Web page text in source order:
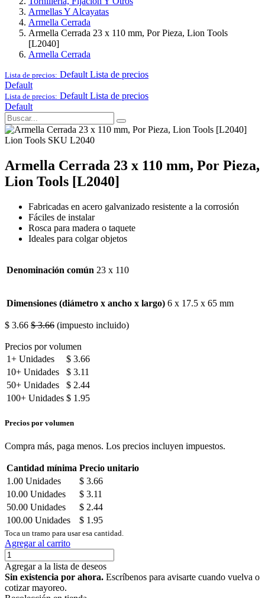
Armellas Y Alcayatas
Armella Cerrada
Armella Cerrada 23 x 110 mm, Por Pieza, Lion Tools
[L2040]
Armella Cerrada
Lista de precios: Default Lista de precios
Default
Lista de precios: Default Lista de precios
Default
Lion Tools SKU L2040
Armella Cerrada 23 x 110 mm, Por Pieza,
Lion Tools [L2040]
Fabricadas en acero galvanizado resistente a la corrosión
Fáciles de instalar
Rosca para madera o taquete
Ideales para colgar objetos
Denominación común 23 x 110
Dimensiones (diámetro x ancho x largo) 6 x 17.5 x 65 mm
$ 3.66 $3.66 (impuesto incluido)
Precios por volumen
1+ Unidades $ 3.66
10+ Unidades $ 3.11
50+ Unidades $ 2.44
100+ Unidades $ 1.95
Precios por volumen
Compra más, paga menos. Los precios incluyen impuestos.
Cantidad mínima Precio unitario
1.00 Unidades $ 3.66
10.00 Unidades $ 3.11
50.00 Unidades $ 2.44
100.00 Unidades $ 1.95
Toca un tramo para usar esa cantidad.
Agregar al carrito
Agregar a la lista de deseos
Sin existencia por ahora. Escríbenos para avisarte cuando vuelva o
cotizar mayoreo.